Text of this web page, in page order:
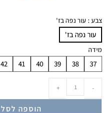
צבע : עור נפה בז'
עור נפה בז'
מידה
37
38
39
40
41
42
-
+
הוספה לסל